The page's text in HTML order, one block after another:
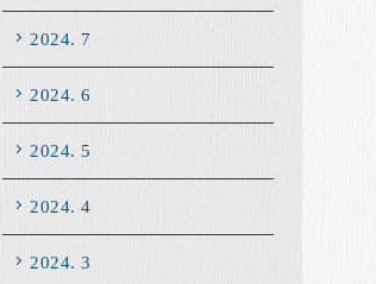
2024. 7
2024. 6
2024. 5
2024. 4
2024. 3